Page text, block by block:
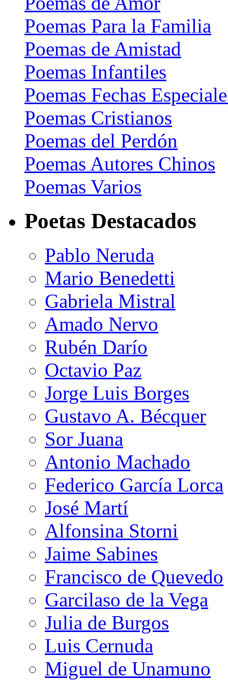
Poemas Para la Familia
Poemas de Amistad
Poemas Infantiles
Poemas Fechas
Poemas Cristianos
Poemas del Perdón
Poemas Autores Chinos
Poemas Varios
Poetas Destacados
Pablo Neruda
Mario Benedetti
Gabriela Mistral
Amado Nervo
Rubén Darío
Octavio Paz
Jorge Luis Borges
Gustavo A. Bécquer
Sor Juana
Antonio Machado
Federico García Lorca
José Martí
Alfonsina Storni
Jaime Sabines
Francisco de Quevedo
Garcilaso de la Vega
Julia de Burgos
Luis Cernuda
Miguel de Unamuno